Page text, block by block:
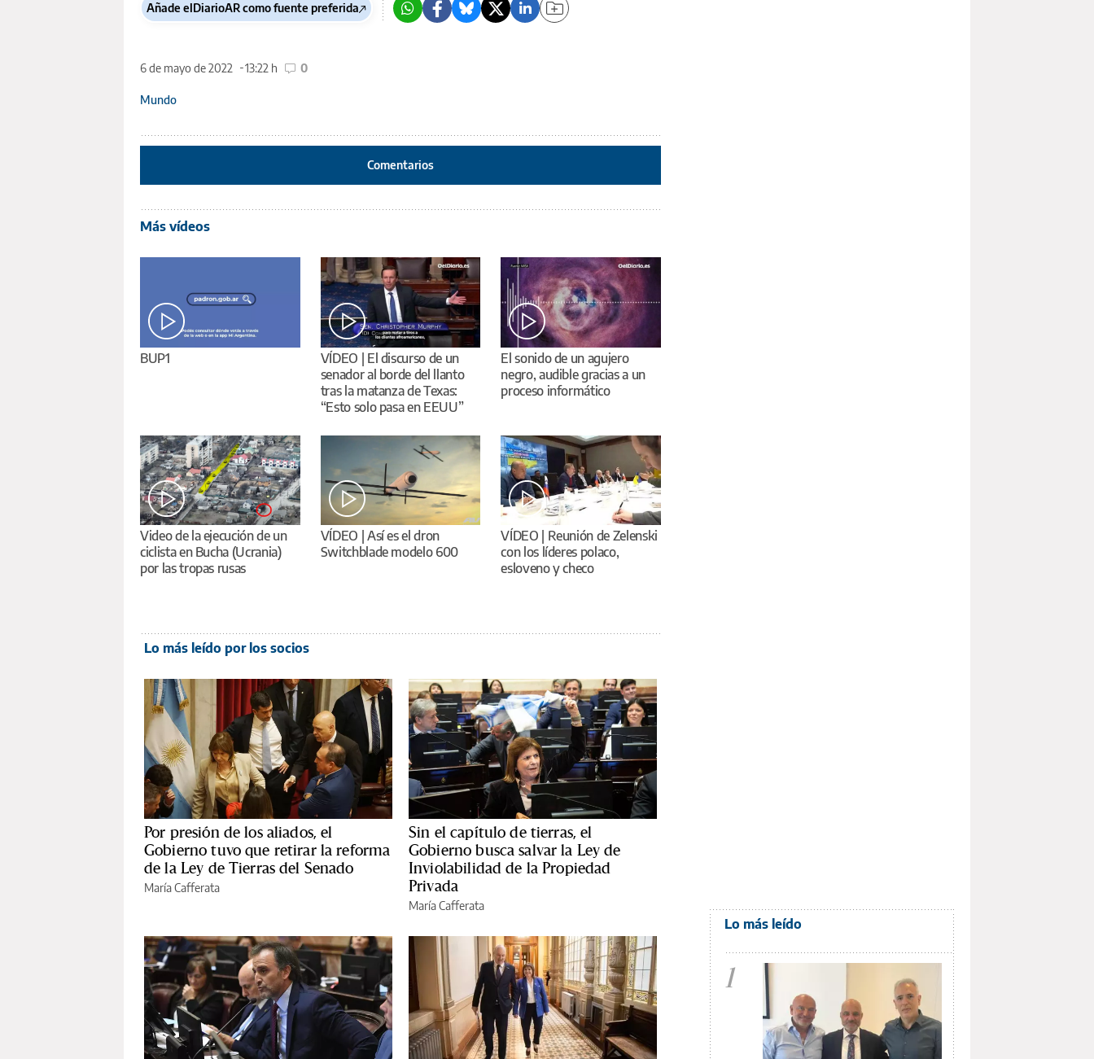
Añade elDiarioAR como fuente preferida
6 de mayo de 2022 13:22 h 0
Mundo
Comentarios
Más vídeos
BUP1
VÍDEO | El discurso de un
senador al borde del llanto
tras la matanza de Texas:
“Esto solo pasa en EEUU”
El sonido de un agujero
negro, audible gracias a un
proceso informático
Video de la ejecución de un
ciclista en Bucha (Ucrania)
por las tropas rusas
VÍDEO | Así es el dron
Switchblade modelo 600
VÍDEO | Reunión de Zelenski
con los líderes polaco,
esloveno y checo
Lo más leído por los socios
Por presión de los aliados, el
Gobierno tuvo que retirar la reforma
de la Ley de Tierras del Senado
María Cafferata
Sin el capítulo de tierras, el
Gobierno busca salvar la Ley de
Inviolabilidad de la Propiedad
Privada
María Cafferata
Lo más leído
1